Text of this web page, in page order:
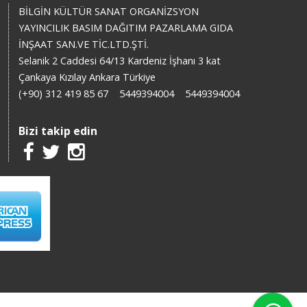
BİLGİN KÜLTÜR SANAT ORGANİZSYON
YAYINCILIK BASIM DAĞITIM PAZARLAMA GIDA
İNŞAAT SAN.VE TİC.LTD.ŞTİ.
Selanik 2 Caddesi 64/13 Kardeniz İşhanı 3 kat
Çankaya Kızılay Ankara Türkiye
(+90) 312 419 85 67
5449394004 5449394004
Bizi takip edin